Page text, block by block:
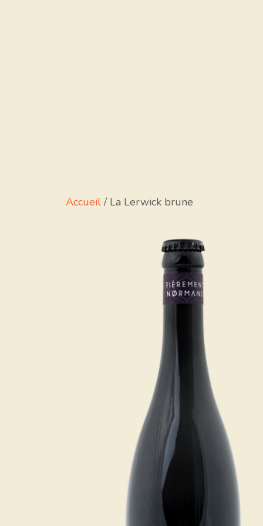
Accueil / La Lerwick brune